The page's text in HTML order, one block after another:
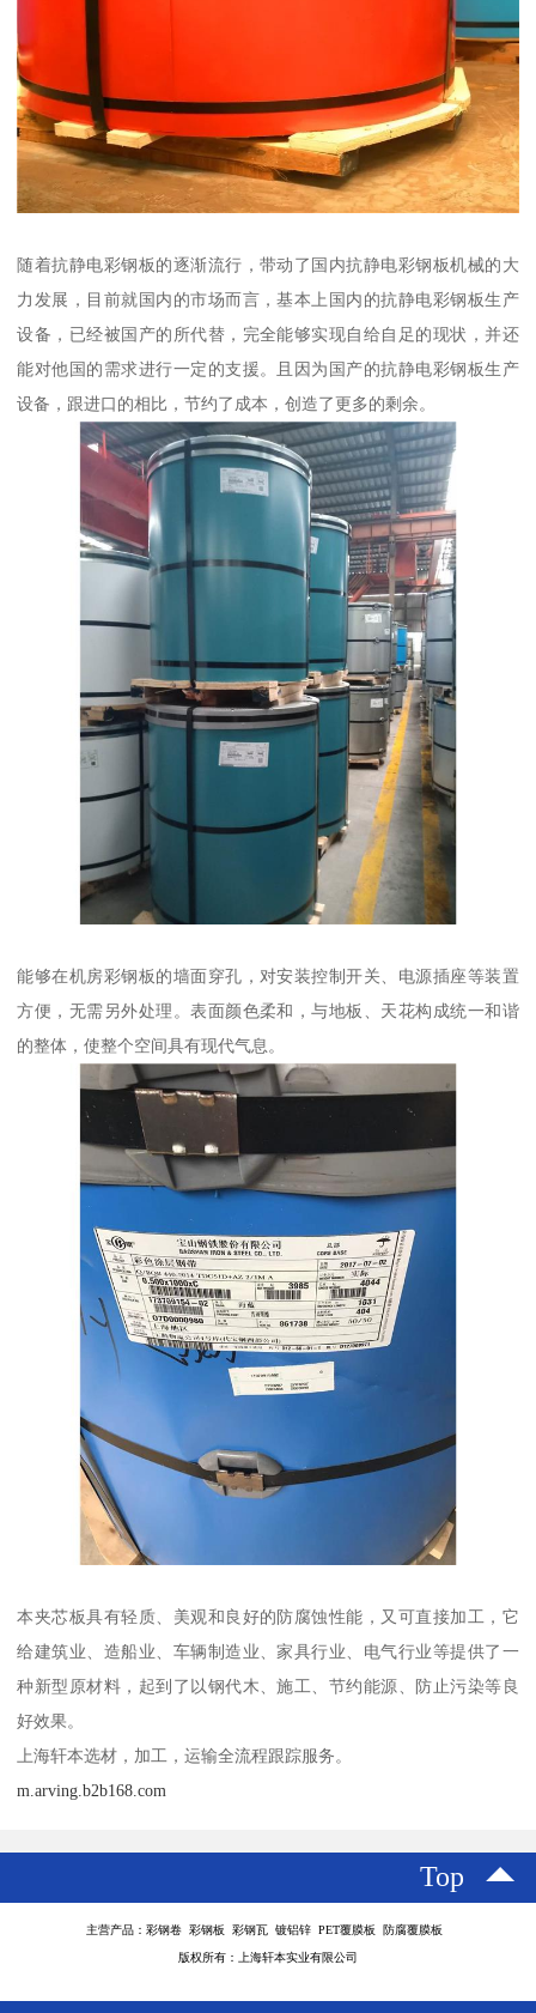
随着抗静电彩钢板的逐渐流行，带动了国内抗静电彩钢板机械的大
力发展，目前就国内的市场而言，基本上国内的抗静电彩钢板生产
设备，已经被国产的所代替，完全能够实现自给自足的现状，并还
能对他国的需求进行一定的支援。且因为国产的抗静电彩钢板生产
设备，跟进口的相比，节约了成本，创造了更多的剩余。
能够在机房彩钢板的墙面穿孔，对安装控制开关、电源插座等装置
方便，无需另外处理。表面颜色柔和，与地板、天花构成统一和谐
的整体，使整个空间具有现代气息。
本夹芯板具有轻质、美观和良好的防腐蚀性能，又可直接加工，它
给建筑业、造船业、车辆制造业、家具行业、电气行业等提供了一
种新型原材料，起到了以钢代木、施工、节约能源、防止污染等良
好效果。
上海轩本选材，加工，运输全流程跟踪服务。
m.arving.b2b168.com
Top
主营产品：彩钢卷 彩钢板 彩钢瓦 镀铝锌 PET覆膜板 防腐覆膜板
版权所有：上海轩本实业有限公司